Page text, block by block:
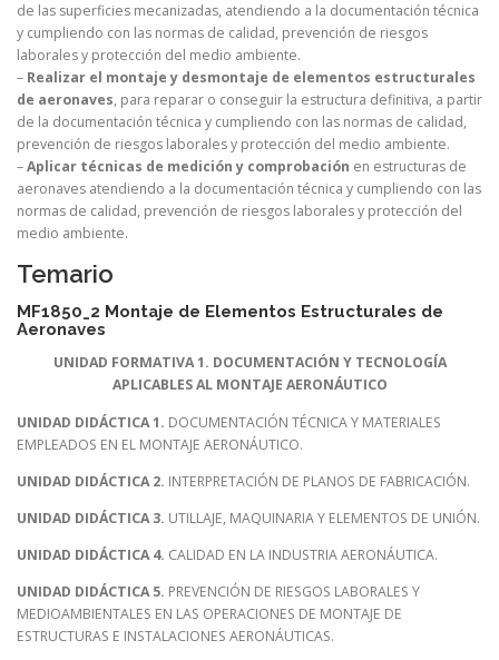
de las superficies mecanizadas, atendiendo a la documentación técnica
y cumpliendo con las normas de calidad, prevención de riesgos
laborales y protección del medio ambiente.
– Realizar el montaje y desmontaje de elementos estructurales
de aeronaves, para reparar o conseguir la estructura definitiva, a partir
de la documentación técnica y cumpliendo con las normas de calidad,
prevención de riesgos laborales y protección del medio ambiente.
–Aplicar técnicas de medición y comprobación en estructuras de
aeronaves atendiendo a la documentación técnica y cumpliendo con las
normas de calidad, prevención de riesgos laborales y protección del
medio ambiente.
Temario
MF1850_2 Montaje de Elementos Estructurales de
Aeronaves
UNIDAD FORMATIVA 1. DOCUMENTACIÓN Y TECNOLOGÍA
APLICABLES AL MONTAJE AERONÁUTICO
UNIDAD DIDÁCTICA 1. DOCUMENTACIÓN TÉCNICA Y MATERIALES
EMPLEADOS EN EL MONTAJE AERONÁUTICO.
UNIDAD DIDÁCTICA 2. INTERPRETACIÓN DE PLANOS DE FABRICACIÓN.
UNIDAD DIDÁCTICA 3. UTILLAJE, MAQUINARIA Y ELEMENTOS DE UNIÓN.
UNIDAD DIDÁCTICA 4. CALIDAD EN LA INDUSTRIA AERONÁUTICA.
UNIDAD DIDÁCTICA 5. PREVENCIÓN DE RIESGOS LABORALES Y
MEDIOAMBIENTALES EN LAS OPERACIONES DE MONTAJE DE
ESTRUCTURAS E INSTALACIONES AERONÁUTICAS.